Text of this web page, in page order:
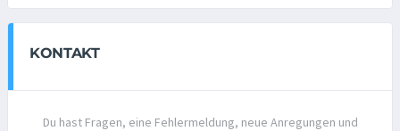
KONTAKT
Du hast Fragen, eine Fehlermeldung, neue Anregungen und